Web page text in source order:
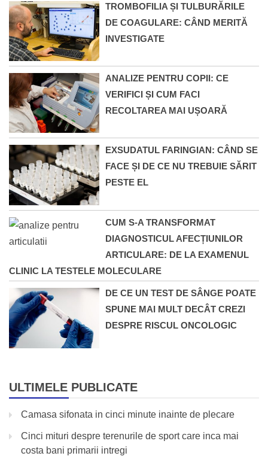
TROMBOFILIA ȘI TULBURĂRILE
DE COAGULARE: CÂND MERITĂ
INVESTIGATE
ANALIZE PENTRU COPII: CE
VERIFICI ȘI CUM FACI
RECOLTAREA MAI UȘOARĂ
EXSUDATUL FARINGIAN: CÂND SE
FACE ȘI DE CE NU TREBUIE SĂRIT
PESTE EL
CUM S-A TRANSFORMAT
DIAGNOSTICUL AFECȚIUNILOR
ARTICULARE: DE LA EXAMENUL
CLINIC LA TESTELE MOLECULARE
DE CE UN TEST DE SÂNGE POATE
SPUNE MAI MULT DECÂT CREZI
DESPRE RISCUL ONCOLOGIC
ULTIMELE PUBLICATE
Camasa sifonata in cinci minute inainte de plecare
Cinci mituri despre terenurile de sport care inca mai
costa bani primarii intregi